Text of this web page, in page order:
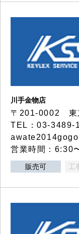
川手金物店
〒201-0002 東
TEL：03-3489-
営業時間：6:30
販売可 工